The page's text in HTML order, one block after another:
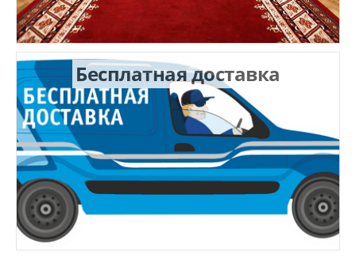
Бесплатная доставка